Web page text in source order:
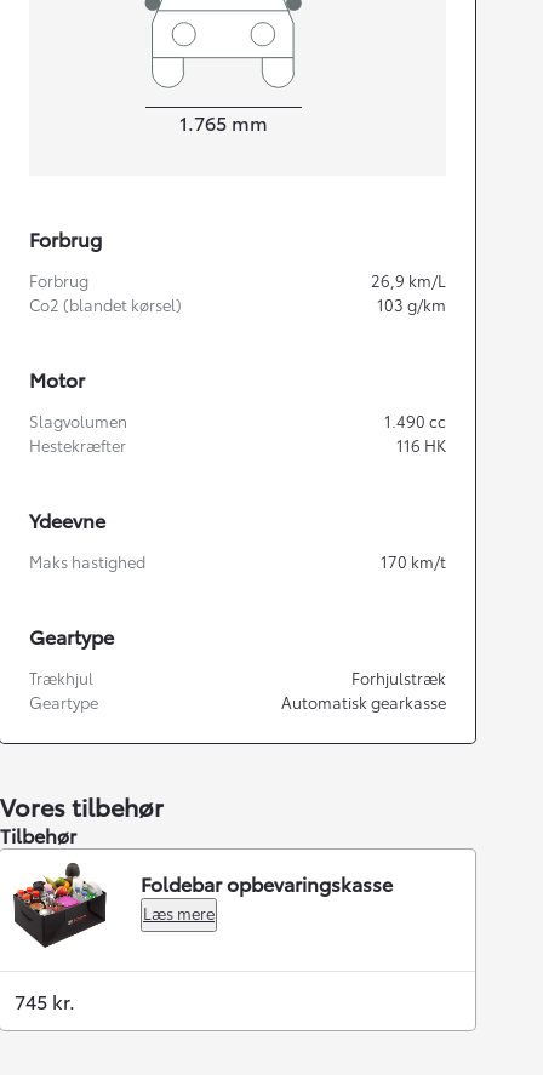
1.765 mm
Forbrug
Forbrug 26,9 km/L
Co2 (blandet kørsel)
103 g/km
Motor
Slagvolumen 1.490 cc
Hestekræfter
116 HK
Ydeevne
Maks hastighed 170 km/t
Geartype
Trækhjul
Forhjulstræk
Geartype
Automatisk gearkasse
Vores tilbehør
Tilbehør
Foldebar opbevaringskasse
Læs mere
745 kr.